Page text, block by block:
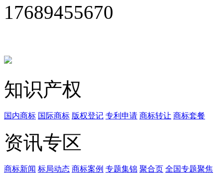
17689455670
知识产权
国内商标 国际商标 版权登记 专利申请 商标转让 商标套餐
资讯专区
商标新闻 标局动态 商标案例 专题集锦 聚合页 全国专题聚焦